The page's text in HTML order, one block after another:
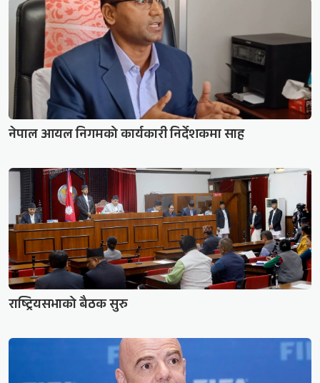
नेपाल आयल निगमको कार्यकारी निर्देशकमा साह
राष्ट्रियसभाको बैठक सुरु